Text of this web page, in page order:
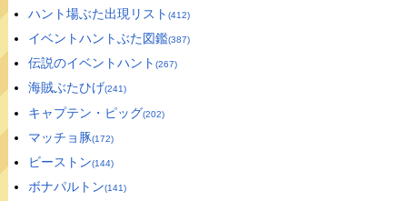
ハント場ぶた出現リスト (412)
イベントハントぶた図鑑(387)
伝説のイベントハント (267)
海賊ぶたひげ(241)
キャプテン・ピッグ(202)
マッチョ豚(172)
ビーストン(144)
ボナパルトン(141)